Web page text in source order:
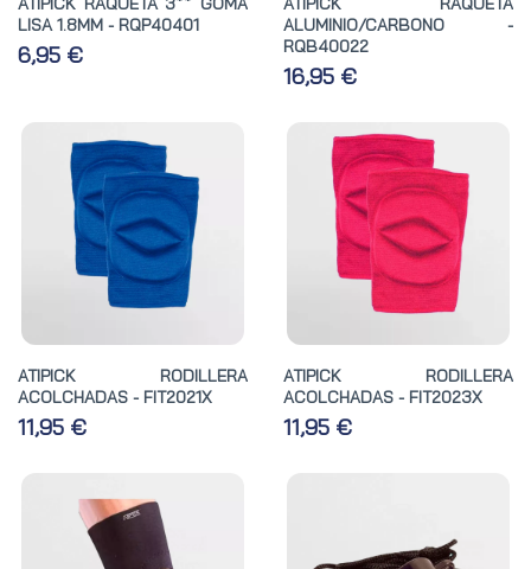
LISA 1.8MM - RQP40401
6,95 €
ALUMINIO/CARBONO -
RQB40022
16,95 €
ATIPICK RODILLERA
ACOLCHADAS - FIT2021X
11,95 €
ATIPICK RODILLERA
ACOLCHADAS - FIT2023X
11,95 €